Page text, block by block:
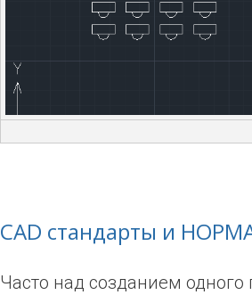
CAD стандарты и
Часто над созданием